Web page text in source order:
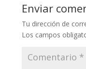
Enviar
Tu dirección de
Los campos